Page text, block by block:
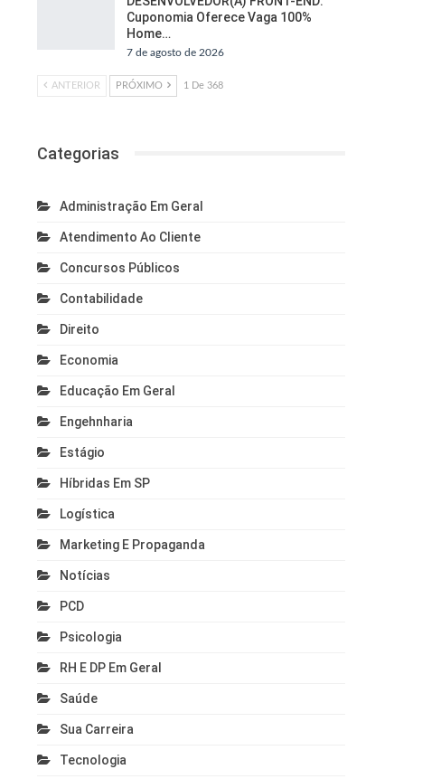
Cuponomia Oferece Vaga 100%
Home…
7 de agosto de 2026
ANTERIOR PRÓXIMO 1 De 368
Categorias
Administração Em Geral
Atendimento Ao Cliente
Concursos Públicos
Contabilidade
Direito
Economia
Educação Em Geral
Engehnharia
Estágio
Híbridas Em SP
Logística
Marketing E Propaganda
Notícias
PCD
Psicologia
RH E DP Em Geral
Saúde
Sua Carreira
Tecnologia